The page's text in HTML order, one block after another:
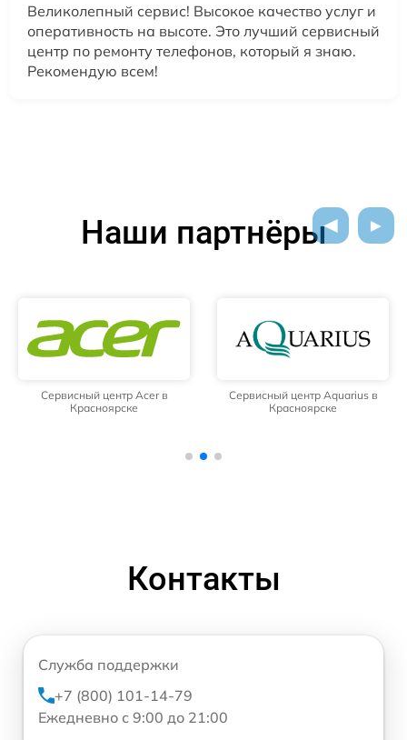
Великолепный сервис! Высокое качество услуг и
оперативность на высоте. Это лучший сервисный
центр по ремонту телефонов, который я знаю.
Рекомендую всем!
Наши партнёры
Сервисный центр Acer в
Красноярске
Сервисный центр Aquarius в
Красноярске
Контакты
Служба поддержки
+7 (800) 101-14-79
Ежедневно с 9:00 до 21:00